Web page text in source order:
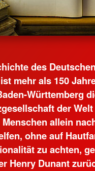
des
mehr als 150
Württemberg
der
Menschen allein
ohne auf
zu achten,
Henry Dunant